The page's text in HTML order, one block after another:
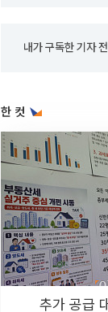
내가 구독한 기자 전
한 컷
추가 공급